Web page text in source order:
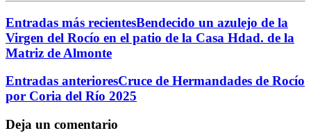
Entradas más recientesBendecido un azulejo de la
Virgen del Rocío en el patio de la Casa Hdad. de la
Matriz de Almonte
Entradas anterioresCruce de Hermandades de Rocío
por Coria del Río 2025
Deja un comentario